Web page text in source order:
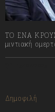
ΤΟ ΕΝΑ
μιντιακή
Δημοφιλή